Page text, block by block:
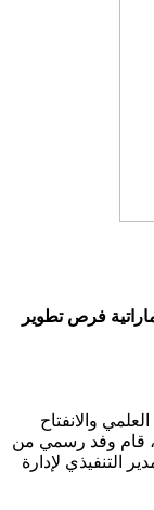
فرص تطوير
والانفتاح
قام وفد رسمي من
التنفيذي لإدارة